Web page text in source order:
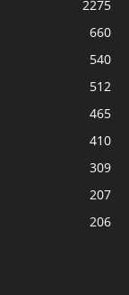
2275
660
540
512
465
410
309
207
206